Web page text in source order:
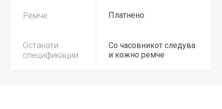
Ремче Платнено
Останати
спецификации
Со часовникот следува
и кожно ремче